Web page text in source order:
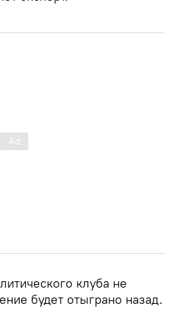
клуба не
будет отыграно назад.